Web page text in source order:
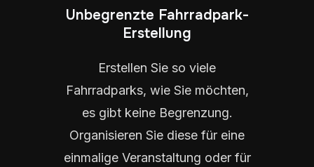
Unbegrenzte Fahrradpark-
Erstellung
Erstellen Sie so viele
Fahrradparks, wie Sie möchten,
es gibt keine Begrenzung.
Organisieren Sie diese für eine
einmalige Veranstaltung oder für